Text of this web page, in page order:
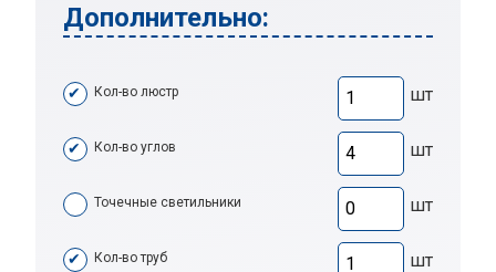
Дополнительно:
Кол-во люстр шт
Кол-во углов шт
Точечные светильники шт
Кол-во труб шт